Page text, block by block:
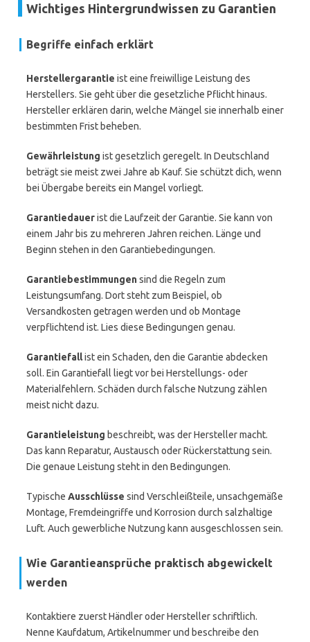
Wichtiges Hintergrundwissen zu Garantien
Begriffe einfach erklärt
Herstellergarantie ist eine freiwillige Leistung des
Herstellers. Sie geht über die gesetzliche Pflicht hinaus.
Hersteller erklären darin, welche Mängel sie innerhalb einer
bestimmten Frist beheben.
Gewährleistung ist gesetzlich geregelt. In Deutschland
beträgt sie meist zwei Jahre ab Kauf. Sie schützt dich, wenn
bei Übergabe bereits ein Mangel vorliegt.
Garantiedauerist die Laufzeit der Garantie. Sie kann von
einem Jahr bis zu mehreren Jahren reichen. Länge und
Beginn stehen in den Garantiebedingungen.
Garantiebestimmungensind die Regeln zum
Leistungsumfang. Dort steht zum Beispiel, ob
Versandkosten getragen werden und ob Montage
verpflichtend ist. Lies diese Bedingungen genau.
Garantiefallist ein Schaden, den die Garantie abdecken
soll. Ein Garantiefall liegt vor bei Herstellungs- oder
Materialfehlern. Schäden durch falsche Nutzung zählen
meist nicht dazu.
Garantieleistung beschreibt, was der Hersteller macht.
Das kann Reparatur, Austausch oder Rückerstattung sein.
Die genaue Leistung steht in den Bedingungen.
Typische Ausschlüsse sind Verschleißteile, unsachgemäße
Montage, Fremdeingriffe und Korrosion durch salzhaltige
Luft. Auch gewerbliche Nutzung kann ausgeschlossen sein.
Wie Garantieansprüche praktisch abgewickelt
werden
Kontaktiere zuerst Händler oder Hersteller schriftlich.
Nenne Kaufdatum, Artikelnummer und beschreibe den